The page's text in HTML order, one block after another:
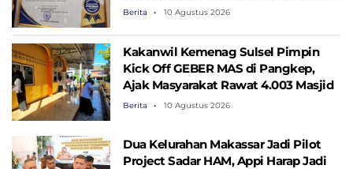
Berita 10 Agustus 2026
Kakanwil Kemenag Sulsel Pimpin
Kick Off GEBER MAS di Pangkep,
Ajak Masyarakat Rawat 4.003 Masjid
Berita 10 Agustus 2026
Dua Kelurahan Makassar Jadi Pilot
Project Sadar HAM, Appi Harap Jadi